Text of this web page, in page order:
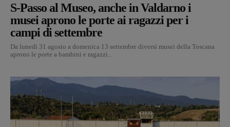
S-Passo al Museo, anche in Valdarno i
musei aprono le porte ai ragazzi per i
campi di settembre
Da lunedì 31 agosto a domenica 13 settembre diversi musei della Toscana
aprono le porte a bambini e ragazzi...